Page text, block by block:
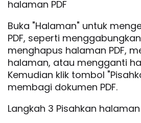
halaman PDF
Buka "Halaman" untuk
PDF, seperti
menghapus halaman PDF,
halaman, atau mengganti
Kemudian klik tombol
membagi dokumen PDF.
Langkah 3 Pisahkan halaman